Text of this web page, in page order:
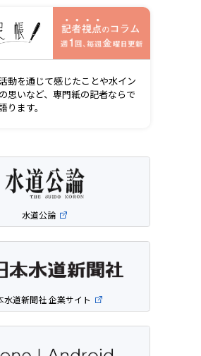
動を通じて感じたことや水イン
思いなど、専門紙の記者ならで
ります。
水道公論
水道新聞社 企業サイト